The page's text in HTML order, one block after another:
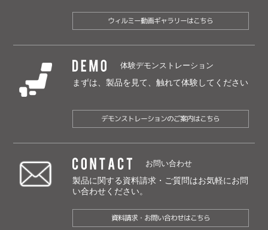
ウィルミー動画ギャラリーはこちら
DEMO
体験デモンストレーション
まずは、製品を見て、触れて体験してください
デモンストレーションのご案内はこちら
CONTACT
お問い合わせ
製品に関する資料請求・ご質問はお気軽にお問
い合わせください。
資料請求・お問い合わせはこちら